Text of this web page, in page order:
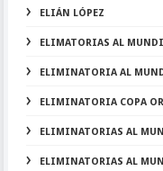
ELIÁN LÓPEZ
ELIMATORIAS AL
ELIMINATORIA AL
ELIMINATORIA COPA
ELIMINATORIAS AL
ELIMINATORIAS AL